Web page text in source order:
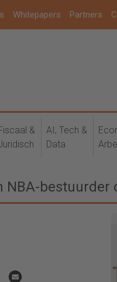
Whitepapers Partners
&
AI, Tech &
Data
NBA-bestuurder